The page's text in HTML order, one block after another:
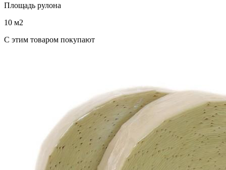
Площадь рулона
10 м2
C этим товаром покупают